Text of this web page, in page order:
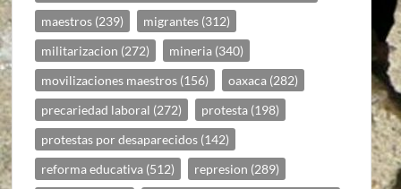
maestros (239) migrantes (312)
militarizacion (272) mineria (340)
movilizaciones maestros (156) oaxaca (282)
precariedad laboral (272) protesta (198)
protestas por desaparecidos (142)
reforma educativa (512) represion (289)